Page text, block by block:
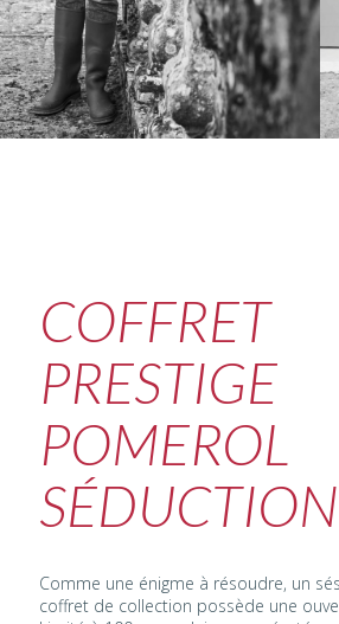
COFFRET
PRESTIGE
POMEROL
SÉDUCTION
Comme une énigme à résoudre, un
coffret de collection possède une